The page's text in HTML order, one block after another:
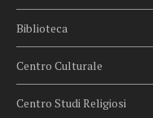
Biblioteca
Centro Culturale
Centro Studi Religiosi